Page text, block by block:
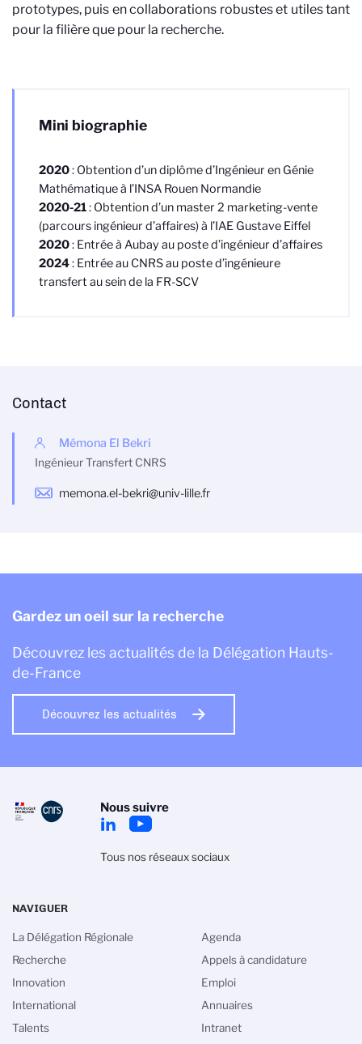
prototypes, puis en collaborations robustes et utiles tant
pour la filière que pour la recherche.
Mini biographie
2020: Obtention d’un diplôme d’Ingénieur en Génie
Mathématique à l’INSA Rouen Normandie
2020-21: Obtention d’un master 2 marketing-vente
(parcours ingénieur d’affaires) à l’IAE Gustave Eiffel
2020: Entrée à Aubay au poste d’ingénieur d’affaires
2024: Entrée au CNRS au poste d’ingénieure
transfert au sein de la FR-SCV
Contact
Mémona El Bekri
Ingénieur Transfert CNRS
memona.el-bekri@univ-lille.fr
Gardez un oeil sur la recherche
Découvrez les actualités de la Délégation Hauts-
de-France
Découvrez les actualités
Nous suivre
Tous nos réseaux sociaux
NAVIGUER
La Délégation Régionale
Recherche
Innovation
International
Talents
Agenda
Appels à candidature
Emploi
Annuaires
Intranet